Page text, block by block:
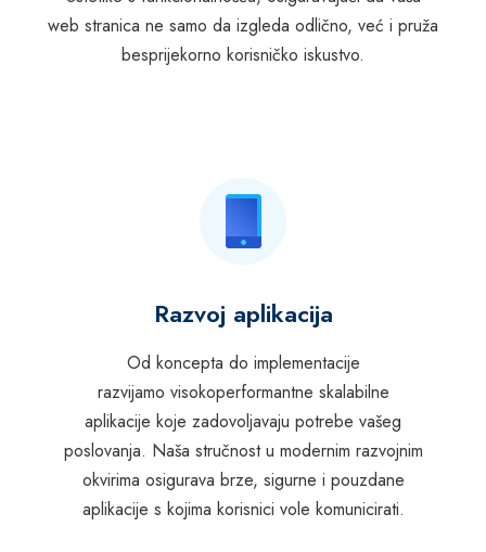
web stranica ne samo da izgleda odlično, već i pruža
besprijekorno korisničko iskustvo.
Razvoj aplikacija
Od koncepta do implementacije
razvijamo visokoperformantne skalabilne
aplikacije koje zadovoljavaju potrebe vašeg
poslovanja. Naša stručnost u modernim razvojnim
okvirima osigurava brze, sigurne i pouzdane
aplikacije s kojima korisnici vole komunicirati.